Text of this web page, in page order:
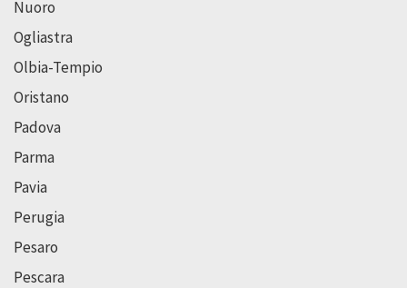
Nuoro
Ogliastra
Olbia-Tempio
Oristano
Padova
Parma
Pavia
Perugia
Pesaro
Pescara